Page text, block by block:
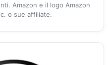
Amazon e il logo Amazon
o sue affiliate.